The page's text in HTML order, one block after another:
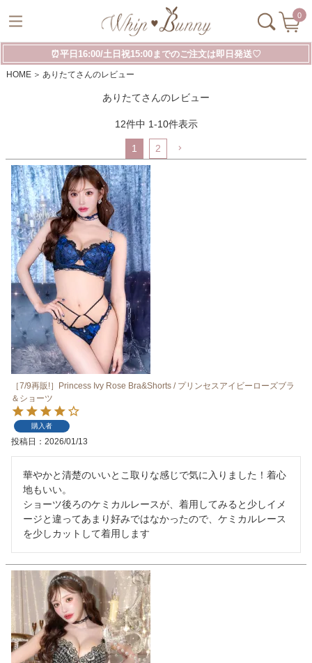
0
⏰平日16:00/土日祝15:00までのご注文は即日発送♡
HOME ありたてさんのレビュー
ありたてさんのレビュー
12件中 1-10件表示
1 2
［7/9再販!］Princess Ivy Rose Bra&Shorts / プリンセスアイビーローズブラ
＆ショーツ
購入者
投稿日 2026/01/13
華やかと清楚のいいとこ取りな感じで気に入りました！着心
地もいい。
ショーツ後ろのケミカルレースが、着用してみると少しイメ
ージと違ってあまり好みではなかったので、ケミカルレース
を少しカットして着用します